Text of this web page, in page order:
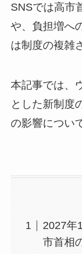
SNSでは高市
や、負担増へ
は制度の複雑
本記事では、
とした新制度
の影響につい
2027年
市首相